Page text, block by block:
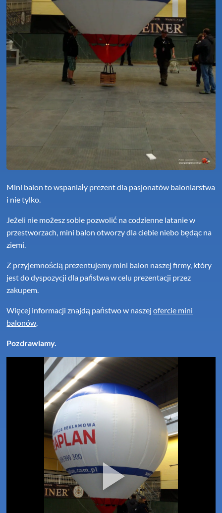
Mini balon to wspaniały prezent dla pasjonatów baloniarstwa
i nie tylko.
Jeżeli nie możesz sobie pozwolić na codzienne latanie w
przestworzach, mini balon otworzy dla ciebie niebo będąc na
ziemi.
Z przyjemnością prezentujemy mini balon naszej firmy, który
jest do dyspozycji dla państwa w celu prezentacji przez
zakupem.
Więcej informacji znajdą państwo w naszejofercie mini
balonów.
Pozdrawiamy.